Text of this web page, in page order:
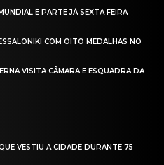
E PARTE JÁ SEXTA‑FEIRA
COM OITO MEDALHAS NO
VISITA CÂMARA E ESQUADRA DA
VESTIU A CIDADE DURANTE 75